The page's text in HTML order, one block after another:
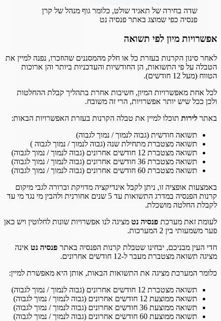
שדה בחירה של תאגיד שולט, כלומר גוף מנהל של קרן
פנסיה כפי שמוצג באתר פנסיה נט
אפשרויות מיון לפי תשואה
לאחר סינון הקרנות בעזרת כל או חלק מהמסננים שהוזכרו, נפנה למיין את
הטבלה על פי התשואות, הן החודשיות והעדכניות ביותר והן ארוכות
הטווח (מעל 12 חודשים).
לכל אחת מאפשרויות המיון, חשיבות אחרת בתהליך קבלת ההחלטות
ולכן ככל שיש יותר אפשרויות, הרי זה משובח.
באתר לירות תוכלו למיין את טבלה הקרנות בעזרת האפשרויות הבאות:
תשואה חודשית (גבוה לנמוך / נמוך לגבוה)
תשואה מצטברת מתחילת שנה (גבוה לנמוך / נמוך לגבוה )
תשואה מצטברת 12 חודשים אחרונים (גבוה לנמוך / נמוך לגבוה)
תשואה מצטברת 36 חודשים אחרונים (גבוה לנמוך / נמוך לגבוה)
תשואה מצטברת 60 חודשים אחרונים (גבוה לנמוך / נמוך לגבוה)
באמצעות אופציה זו, ניתן לקבל אינדיקציה מדויקת וברורה לגבי מיקום
קרנות הפנסיה במדרג התשואות עד 5 שנים אחורנית ולהבין מי נגד מי עד
לקבלת החלטה מושכלת.
לעומת זאת מערכת פנסיה נט מציגה לנו אפשרויות שונות לחלוטין ויש כאן
פער משמעותי בין 2 המערכות.
חדי העין מבניכם, יבחינו שטבלת קרנות הפנסיה באתר פנסיה נט אינה
מציגה תשואה מצטברת מעבר ל-12 חודשים אחרונים.
כלומר המערכת מציגה את התשואות הבאות, אותן היא מאפשרת למיין:
תשואה מצטברת 12 חודשים אחרונים (גבוה לנמוך / נמוך לגבוה)
תשואה ממוצעת 12 חודשים אחרונים (גבוה לנמוך / נמוך לגבוה)
תשואה ממוצעת 36 חודשים אחרונים (גבוה לנמוך / נמוך לגבוה)
תשואה ממוצעת 60 חודשים אחרונים (גבוה לנמוך / נמוך לגבוה)